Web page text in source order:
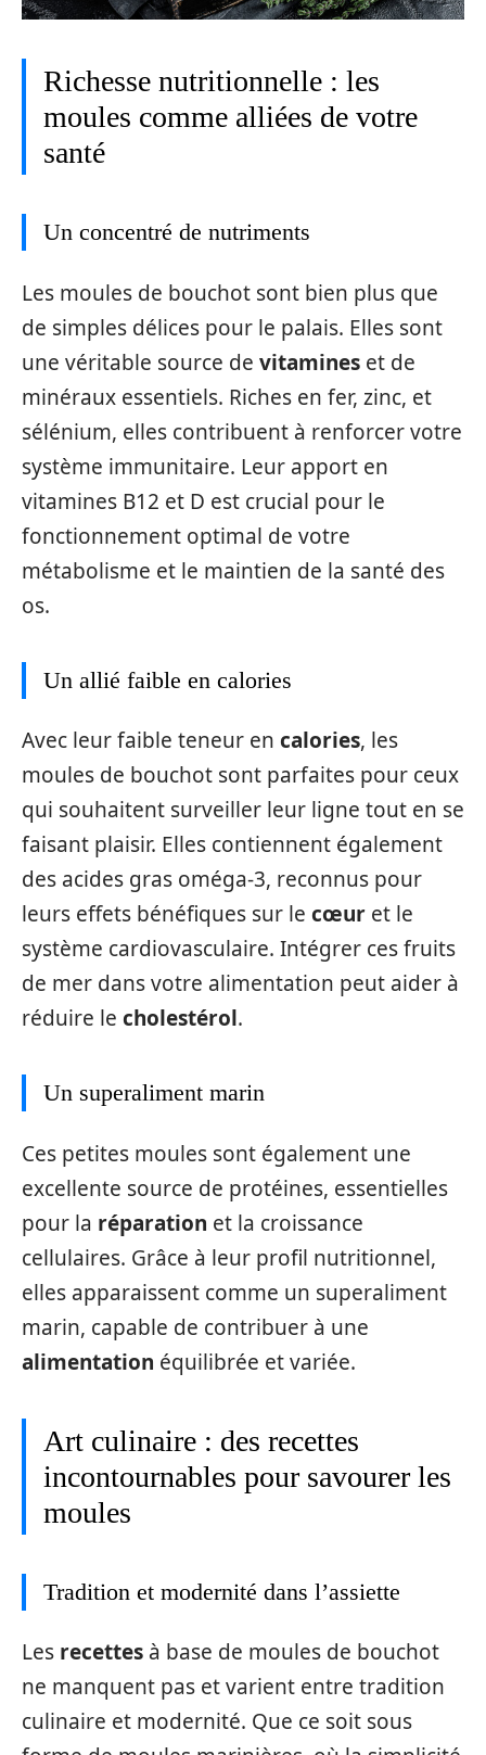
Richesse nutritionnelle : les
moules comme alliées de votre
santé
Un concentré de nutriments
Les moules de bouchot sont bien plus que
de simples délices pour le palais. Elles sont
une véritable source de vitamines et de
minéraux essentiels. Riches en fer, zinc, et
sélénium, elles contribuent à renforcer votre
système immunitaire. Leur apport en
vitamines B12 et D est crucial pour le
fonctionnement optimal de votre
métabolisme et le maintien de la santé des
os.
Un allié faible en calories
Avec leur faible teneur en calories, les
moules de bouchot sont parfaites pour ceux
qui souhaitent surveiller leur ligne tout en se
faisant plaisir. Elles contiennent également
des acides gras oméga-3, reconnus pour
leurs effets bénéfiques sur le cœur et le
système cardiovasculaire. Intégrer ces fruits
de mer dans votre alimentation peut aider à
réduire le cholestérol.
Un superaliment marin
Ces petites moules sont également une
excellente source de protéines, essentielles
pour la réparation et la croissance
cellulaires. Grâce à leur profil nutritionnel,
elles apparaissent comme un superaliment
marin, capable de contribuer à une
alimentation équilibrée et variée.
Art culinaire : des recettes
incontournables pour savourer les
moules
Tradition et modernité dans l’assiette
Les recettes à base de moules de bouchot
ne manquent pas et varient entre tradition
culinaire et modernité. Que ce soit sous